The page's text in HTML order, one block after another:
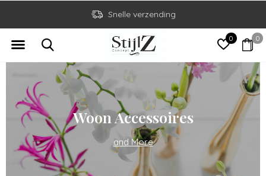
0 0
Snelle verzending
Woon Accessoires
and More